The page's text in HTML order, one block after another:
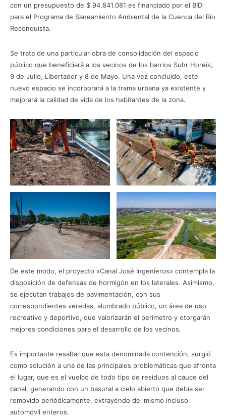
con un presupuesto de $ 94.841.081 es financiado por el BID
para el Programa de Saneamiento Ambiental de la Cuenca del Río
Reconquista.
Se trata de una particular obra de consolidación del espacio
público que beneficiará a los vecinos de los barrios Suhr Horeis,
9 de Julio, Libertador y 8 de Mayo. Una vez concluido, este
nuevo espacio se incorporará a la trama urbana ya existente y
mejorará la calidad de vida de los habitantes de la zona.
De este modo, el proyecto «Canal José Ingenieros» contempla la
disposición de defensas de hormigón en los laterales. Asimismo,
se ejecutan trabajos de pavimentación, con sus
correspondientes veredas, alumbrado público, un área de uso
recreativo y deportivo, que valorizarán el perímetro y otorgarán
mejores condiciones para el desarrollo de los vecinos.
Es importante resaltar que esta denominada contención, surgió
como solución a una de las principales problemáticas que afronta
el lugar, que es el vuelco de todo tipo de residuos al cauce del
canal, generando con un basural a cielo abierto que debía ser
removido periódicamente, extrayendo del mismo incluso
automóvil enteros.